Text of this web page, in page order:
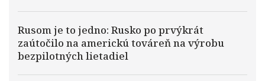
Rusom je to jedno: Rusko po prvýkrát
zaútočilo na americkú továreň na výrobu
bezpilotných lietadiel